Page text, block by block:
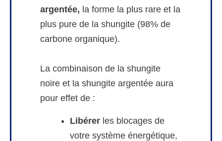
argentée, la forme la plus rare et la
plus pure de la shungite (98% de
carbone organique).
La combinaison de la shungite
noire et la shungite argentée aura
pour effet de :
Libérer les blocages de
votre système énergétique,